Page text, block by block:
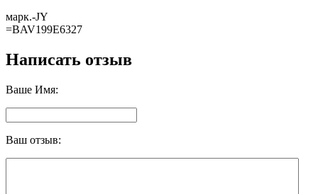
марк.-JY
=BAV199E6327
Написать отзыв
Ваше Имя:
Ваш отзыв: